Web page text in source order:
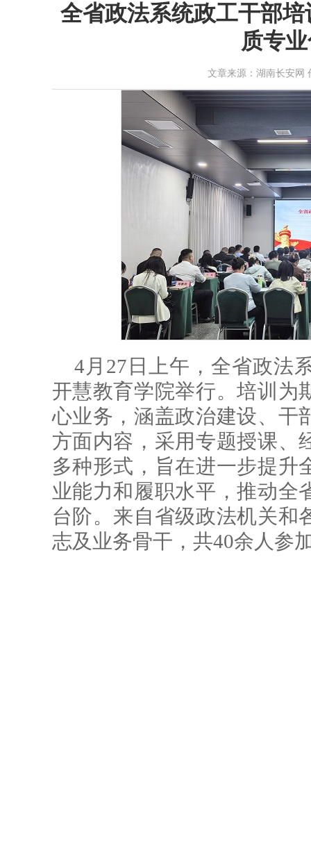
全省政法系统政工干部
质专
文章来源：湖南长安网
4月27日上午，全省政法
开慧教育学院举行。培训为
心业务，涵盖政治建设、干
方面内容，采用专题授课、
多种形式，旨在进一步提升
业能力和履职水平，推动全
台阶。来自省级政法机关和
志及业务骨干，共40余人参